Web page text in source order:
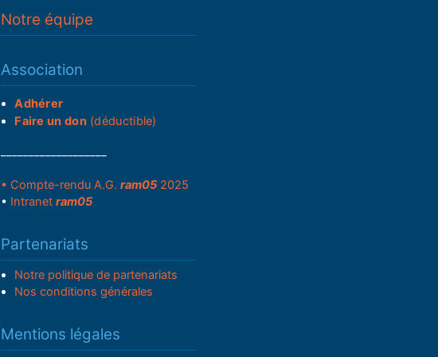
Notre équipe
Association
Adhérer
Faire un don(déductible)
• Compte-rendu A.G. ram052025
• Intranet ram05
Partenariats
Notre politique de partenariats
Nos conditions générales
Mentions légales